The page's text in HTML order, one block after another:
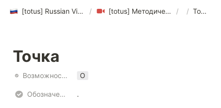
[totus] Russian Video Translation Style Guide / [totus] Методическое пособие по переводу видео на русский язык ver 1.0 / / Точка
Точка
Возможность использования O
Обозначение .